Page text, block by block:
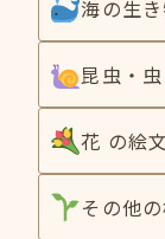
海の生
昆虫・
花 の絵
その他